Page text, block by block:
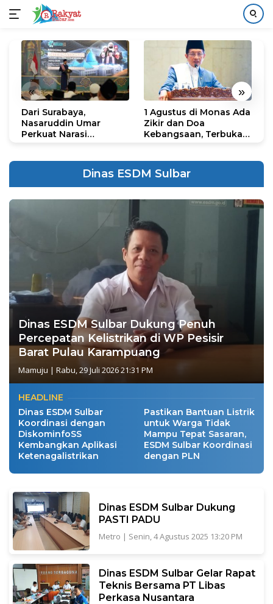
konten
« »
Dari Surabaya,
Nasaruddin Umar
Perkuat Narasi
1 Agustus di Monas Ada
Zikir dan Doa
Kebangsaan, Terbuka
Dinas ESDM Sulbar
Dinas ESDM Sulbar Dukung Penuh
Percepatan Kelistrikan di WP Pesisir
Barat Pulau Karampuang
Mamuju | Rabu, 29 Juli 2026 21:31 PM
HEADLINE
Dinas ESDM Sulbar
Koordinasi dengan
DiskominfoSS
Kembangkan Aplikasi
Ketenagalistrikan
Pastikan Bantuan Listrik
untuk Warga Tidak
Mampu Tepat Sasaran,
ESDM Sulbar Koordinasi
dengan PLN
Dinas ESDM Sulbar Dukung
PASTI PADU
Metro | Senin, 4 Agustus 2025 13:20 PM
Dinas ESDM Sulbar Gelar Rapat
Teknis Bersama PT Libas
Perkasa Nusantara